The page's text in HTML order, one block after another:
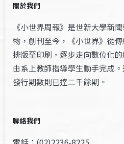
關於我們
《小世界周報》是世新大學新
物，創刊至今，《小世界》從
排版至印刷，逐步走向數位化
由系上教師指導學生動手完成
發行期數則已達二千餘期。
聯絡我們